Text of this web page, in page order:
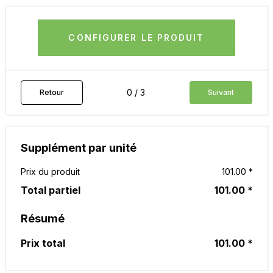
CONFIGURER LE PRODUIT
Retour 0 / 3 Suivant
Supplément par unité
Prix du produit 101.00 *
Total partiel 101.00 *
Résumé
Prix total 101.00 *